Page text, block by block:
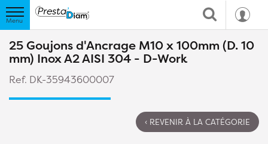
25 Goujons d'Ancrage M10 x 100mm (D. 10
mm) Inox A2 AISI 304 - D-Work
Ref. DK-35943600007
‹ REVENIR À LA CATÉGORIE